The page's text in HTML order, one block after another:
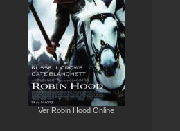
Ver Robin Hood Online